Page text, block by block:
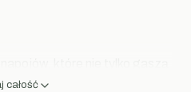
bogactwem
całość